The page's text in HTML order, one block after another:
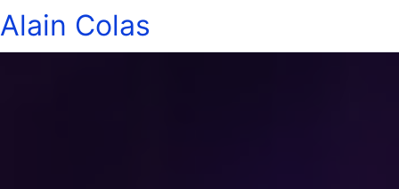
Alain Colas